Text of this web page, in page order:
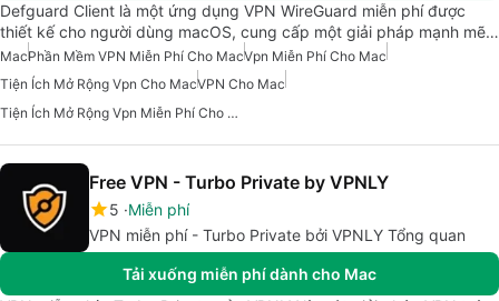
Defguard Client là một ứng dụng VPN WireGuard miễn phí được
thiết kế cho người dùng macOS, cung cấp một giải pháp mạnh mẽ…
MacPhần Mềm VPN Miễn Phí Cho MacVpn Miễn Phí Cho Mac
Tiện Ích Mở Rộng Vpn Cho MacVPN Cho Mac
Tiện Ích Mở Rộng Vpn Miễn Phí Cho Mac
Free VPN - Turbo Private by VPNLY
5 Miễn phí
VPN miễn phí - Turbo Private bởi VPNLY Tổng quan
Tải xuống miễn phí dành cho Mac